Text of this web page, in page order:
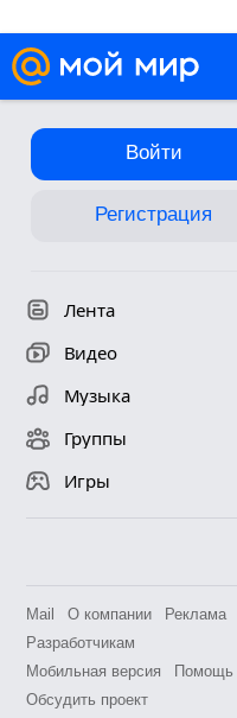
Войти
Регистрация
Лента
Видео
Музыка
Группы
Игры
Mail О компании
Реклама
Разработчикам
Мобильная версия
Помощь
Обсудить проект